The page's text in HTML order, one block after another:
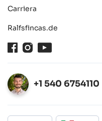
Carriera
Ralfsfincas.de
FacebookInstagram
Aperto
+1 540 6754110